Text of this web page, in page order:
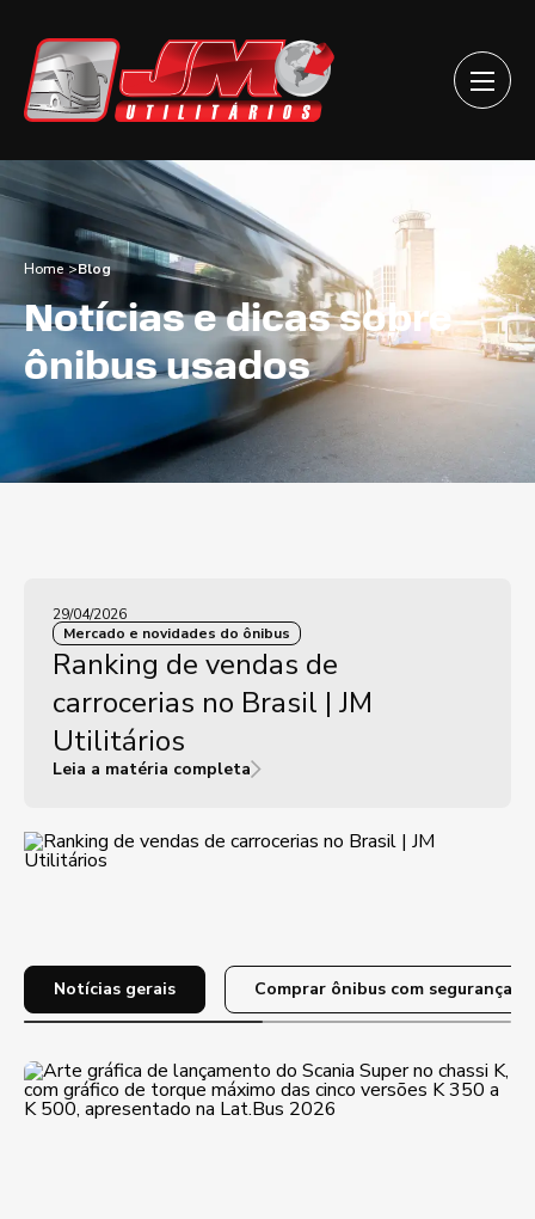
Home Blog
Notícias e dicas sobre
ônibus usados
29/04/2026
Mercado e novidades do ônibus
Ranking de vendas de
carrocerias no Brasil | JM
Utilitários
Leia a matéria completa
Notícias gerais Comprar ônibus com segurança